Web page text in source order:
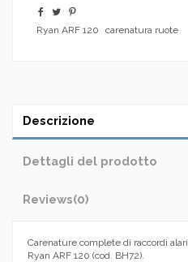
Ryan ARF 120 carenatura ruote
Descrizione
Dettagli del prodotto
Reviews(0)
Carenature complete di raccordi
Ryan ARF 120 (cod. BH72).